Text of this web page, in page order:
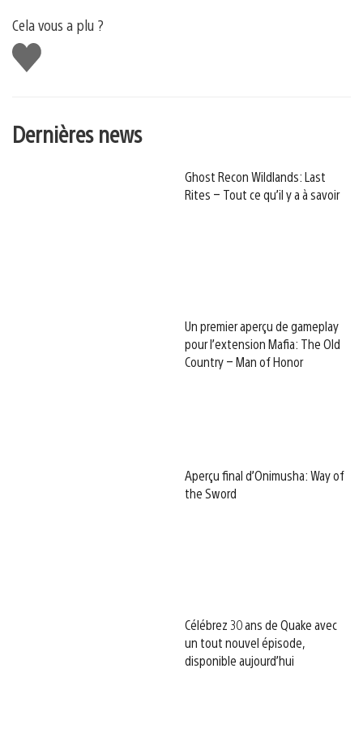
Cela vous a plu ?
J'aime
Dernières news
Ghost Recon Wildlands: Last
Rites – Tout ce qu’il y a à savoir
Un premier aperçu de gameplay
pour l’extension Mafia: The Old
Country – Man of Honor
Aperçu final d’Onimusha: Way of
the Sword
Célébrez 30 ans de Quake avec
un tout nouvel épisode,
disponible aujourd’hui